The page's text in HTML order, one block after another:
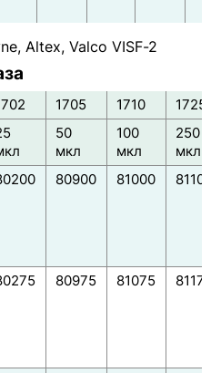
Altex, Valco VISF-2
1705 1710
1725
50
мкл
100
мкл
250
мкл
80900 81000
80975 81075